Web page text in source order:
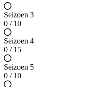
Seizoen 3
0 / 10
Seizoen 4
0 / 15
Seizoen 5
0 / 10